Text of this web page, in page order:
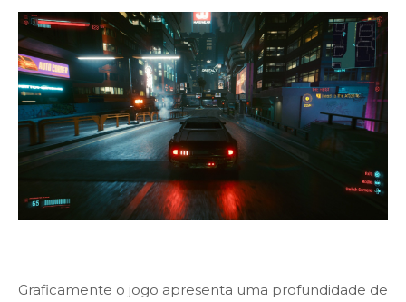
Graficamente o jogo apresenta uma profundidade de